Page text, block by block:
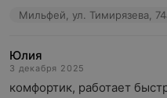
Мильфей, ул. Тимирязева,
Юлия
3 декабря 2025
комфортик, работает